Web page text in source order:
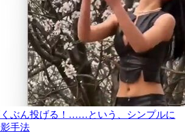
くぶん投げる！……という、シンプルに
手法